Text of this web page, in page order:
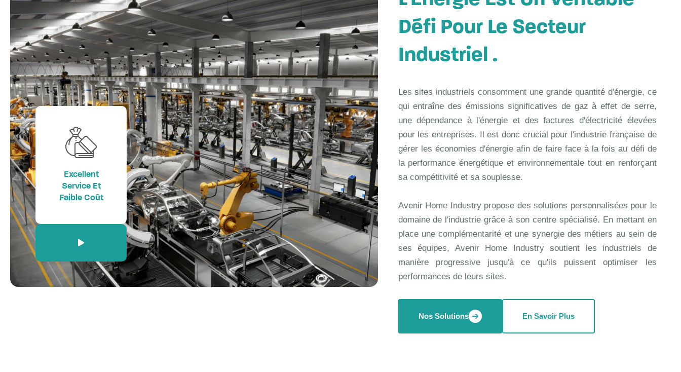
Excellent
Service Et
Faible Coût
Défi Pour Le Secteur
Industriel .
Les sites industriels consomment une grande quantité d'énergie, ce
qui entraîne des émissions significatives de gaz à effet de serre,
une dépendance à l'énergie et des factures d'électricité élevées
pour les entreprises. Il est donc crucial pour l'industrie française de
gérer les économies d'énergie afin de faire face à la fois au défi de
la performance énergétique et environnementale tout en renforçant
sa compétitivité et sa souplesse.
Avenir Home Industry propose des solutions personnalisées pour le
domaine de l'industrie grâce à son centre spécialisé. En mettant en
place une complémentarité et une synergie des métiers au sein de
ses équipes, Avenir Home Industry soutient les industriels de
manière progressive jusqu'à ce qu'ils puissent optimiser les
performances de leurs sites.
Nos Solutions En Savoir Plus